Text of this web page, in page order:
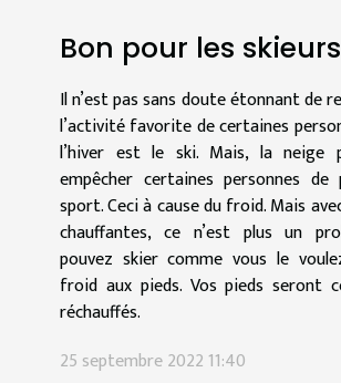
Bon pour les skieurs
Il n’est pas sans doute étonnant de
l’activité favorite de certaines
l’hiver est le ski. Mais, la neige
empêcher certaines personnes
sport. Ceci à cause du froid. Mais
chauffantes, ce n’est plus un
pouvez skier comme vous le
froid aux pieds. Vos pieds seront
réchauffés.
25 septembre 2022 11:40